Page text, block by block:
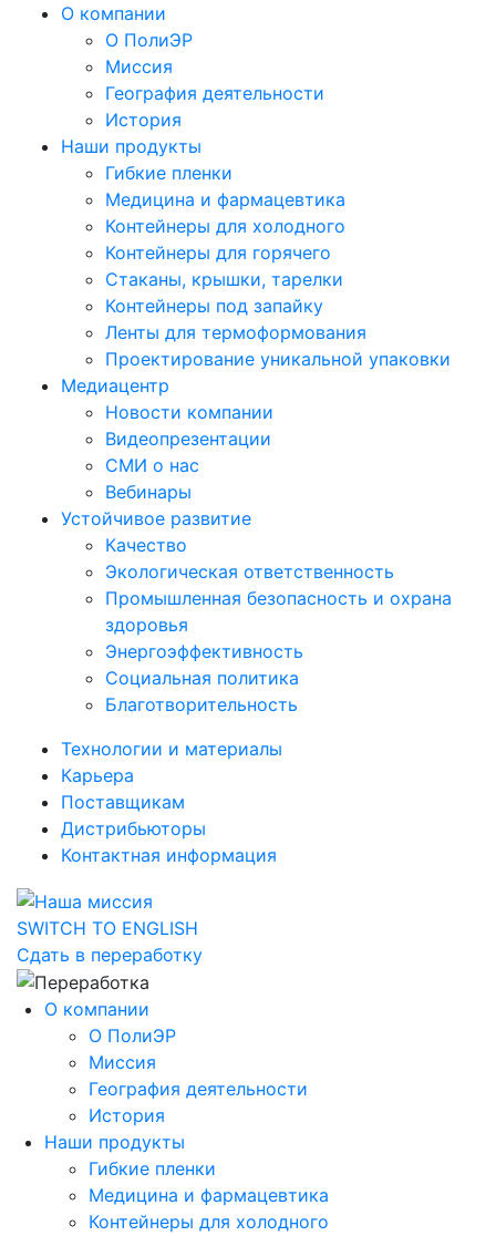
О компании
О ПолиЭР
Миссия
География деятельности
История
Наши продукты
Гибкие пленки
Медицина и фармацевтика
Контейнеры для холодного
Контейнеры для горячего
Стаканы, крышки, тарелки
Контейнеры под запайку
Ленты для термоформования
Проектирование уникальной упаковки
Медиацентр
Новости компании
Видеопрезентации
СМИ о нас
Вебинары
Устойчивое развитие
Качество
Экологическая ответственность
Промышленная безопасность и охрана
здоровья
Энергоэффективность
Социальная политика
Благотворительность
Технологии и материалы
Карьера
Поставщикам
Дистрибьюторы
Контактная информация
SWITCH TO ENGLISH
Сдать в переработку
О компании
О ПолиЭР
Миссия
География деятельности
История
Наши продукты
Гибкие пленки
Медицина и фармацевтика
Контейнеры для холодного